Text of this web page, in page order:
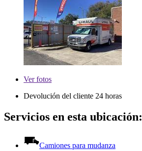
Verfotos
Devolución del cliente 24 horas
Servicios en esta ubicación:
Camiones para mudanza